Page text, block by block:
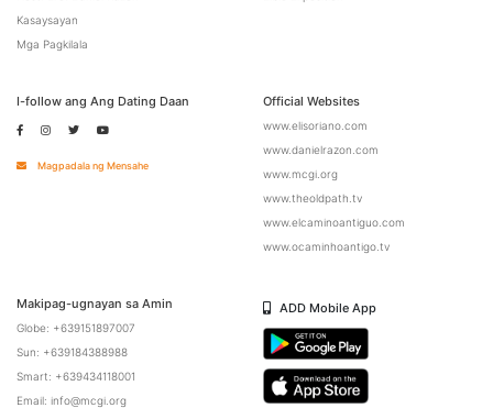
Kasaysayan
Mga Pagkilala
I-follow ang Ang Dating Daan
Magpadala ng Mensahe
Official Websites
www.elisoriano.com
www.danielrazon.com
www.mcgi.org
www.theoldpath.tv
www.elcaminoantiguo.com
www.ocaminhoantigo.tv
Makipag-ugnayan sa Amin
Globe: +639151897007
Sun: +639184388988
Smart: +639434118001
Email: info@mcgi.org
ADD Mobile App